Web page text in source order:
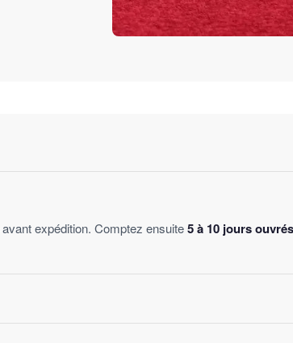
avant expédition. Comptez ensuite5 à 10 jours ouvrés